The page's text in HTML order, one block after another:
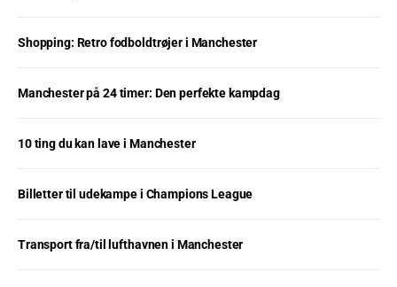
Shopping: Retro fodboldtrøjer i Manchester
Manchester på 24 timer: Den perfekte kampdag
10 ting du kan lave i Manchester
Billetter til udekampe i Champions League
Transport fra/til lufthavnen i Manchester